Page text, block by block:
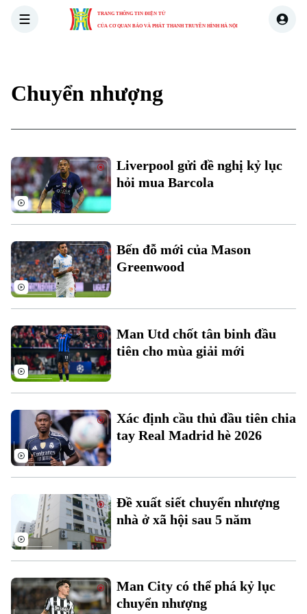
TRANG THÔNG TIN ĐIỆN TỬ
CỦA CƠ QUAN BÁO VÀ PHÁT THANH TRUYỀN HÌNH HÀ NỘI
Xu hướng
Chuyên mục
Chuyển nhượng
Liverpool gửi đề nghị kỷ lục
hỏi mua Barcola
Bến đỗ mới của Mason
Greenwood
Man Utd chốt tân binh đầu
tiên cho mùa giải mới
Xác định cầu thủ đầu tiên chia
tay Real Madrid hè 2026
Đề xuất siết chuyển nhượng
nhà ở xã hội sau 5 năm
Man City có thể phá kỷ lục
chuyển nhượng